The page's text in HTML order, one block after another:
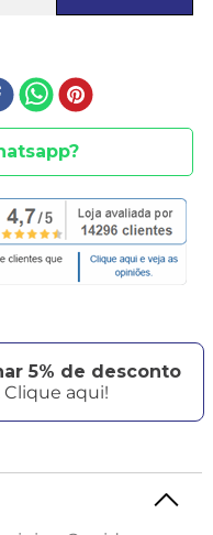
5% de desconto
aqui!